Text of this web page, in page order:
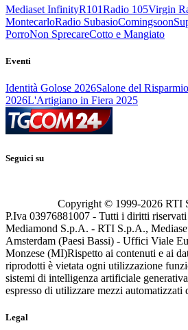
Mediaset InfinityR101Radio 105Virgin
MontecarloRadio SubasioComingsoon
PorroNon SprecareCotto e Mangiato
Eventi
Identità Golose 2026Salone del
2026L'Artigiano in Fiera 2025
Seguici su
Copyright © 1999-2026 RTI
P.Iva 03976881007 - Tutti i diritti
Mediamond S.p.A. - RTI S.p.A.,
Amsterdam (Paesi Bassi) - Uffici Viale
Monzese (MI)Rispetto ai contenuti e ai
riprodotti è vietata ogni utilizzazione
sistemi di intelligenza artificiale
espresso di utilizzare mezzi automatizzati
Legal